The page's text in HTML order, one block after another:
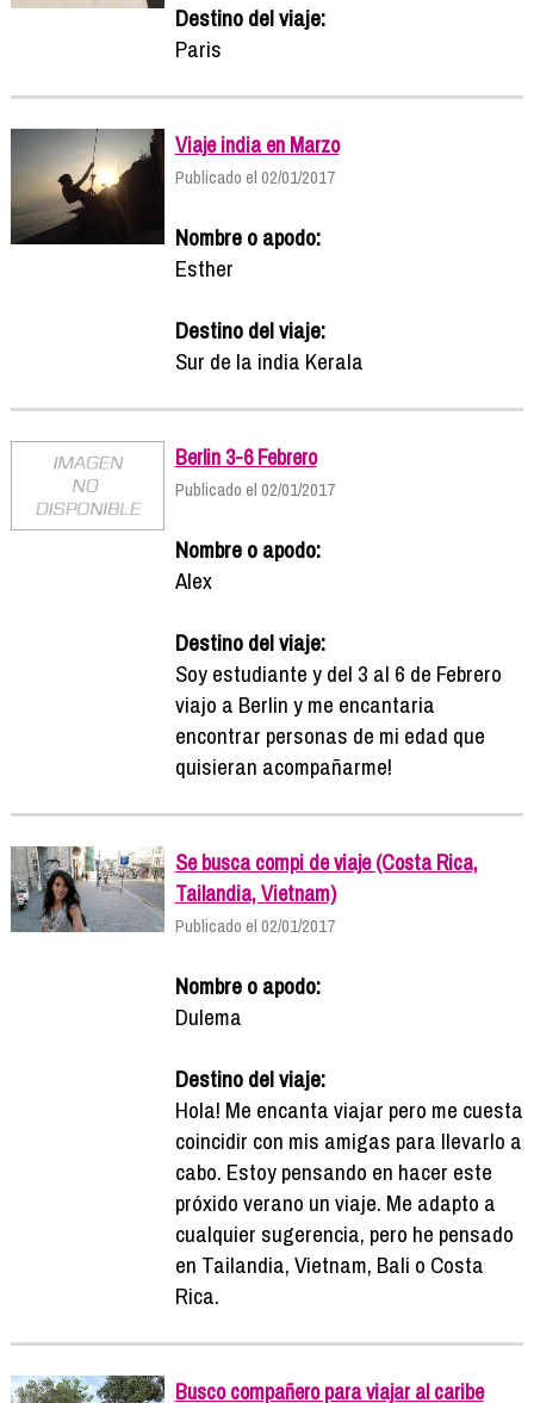
Destino del viaje:
Paris
Viaje india en Marzo
Publicado el 02/01/2017
Nombre o apodo:
Esther
Destino del viaje:
Sur de la india Kerala
Berlin 3-6 Febrero
Publicado el 02/01/2017
Nombre o apodo:
Alex
Destino del viaje:
Soy estudiante y del 3 al 6 de Febrero
viajo a Berlin y me encantaria
encontrar personas de mi edad que
quisieran acompañarme!
Se busca compi de viaje (Costa Rica,
Tailandia, Vietnam)
Publicado el 02/01/2017
Nombre o apodo:
Dulema
Destino del viaje:
Hola! Me encanta viajar pero me cuesta
coincidir con mis amigas para llevarlo a
cabo. Estoy pensando en hacer este
próxido verano un viaje. Me adapto a
cualquier sugerencia, pero he pensado
en Tailandia, Vietnam, Bali o Costa
Rica.
Busco compañero para viajar al caribe